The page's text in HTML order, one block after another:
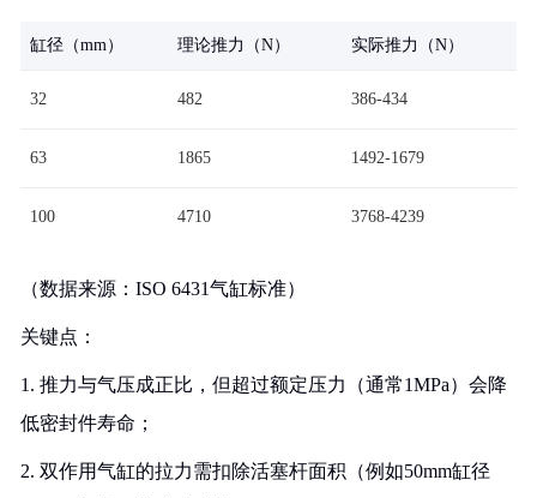
缸径（mm） 理论推力（N） 实际推力（N）
32 482 386-434
63 1865 1492-1679
100 4710 3768-4239
（数据来源：ISO 6431气缸标准）
关键点：
1. 推力与气压成正比，但超过额定压力（通常1MPa）会降
低密封件寿命；
2. 双作用气缸的拉力需扣除活塞杆面积（例如50mm缸径